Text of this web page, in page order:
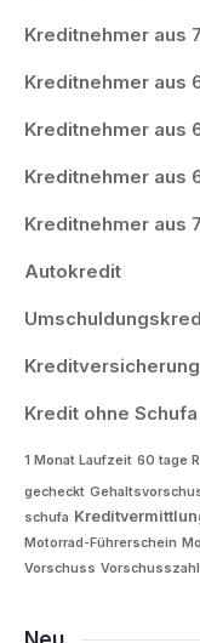
Kreditnehmer aus
Kreditnehmer aus
Kreditnehmer aus
Kreditnehmer aus
Kreditnehmer aus
Autokredit
Kreditversicherung
Kredit ohne Schufa
1 Monat Laufzeit 60 tage
gecheckt
schufa
Motorrad-Führerschein
Vorschuss